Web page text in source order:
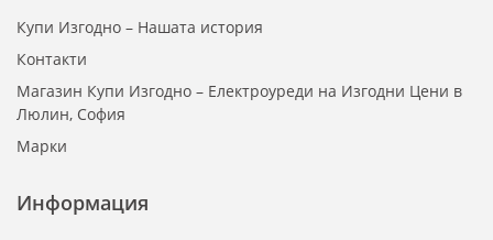
Информация
Купи Изгодно – Нашата история
Контакти
Магазин Купи Изгодно – Електроуреди на Изгодни Цени в
Люлин, София
Марки